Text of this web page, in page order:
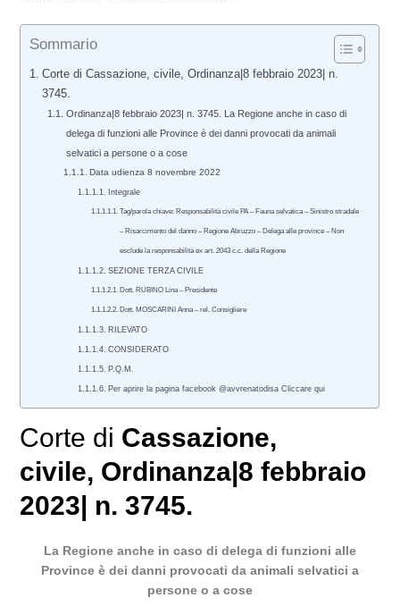
Sommario
Corte di Cassazione, civile, Ordinanza|8 febbraio 2023| n.
3745.
Ordinanza|8 febbraio 2023| n. 3745. La Regione anche in caso di
delega di funzioni alle Province è dei danni provocati da animali
selvatici a persone o a cose
Data udienza 8 novembre 2022
Integrale
Tag/parola chiave: Responsabilità civile PA – Fauna selvatica – Sinistro stradale
– Risarcimento del danno – Regione Abruzzo – Delega alle province – Non
esclude la responsabilità ex art. 2043 c.c. della Regione
SEZIONE TERZA CIVILE
Dott. RUBINO Lina – Presidente
Dott. MOSCARINI Anna – rel. Consigliere
RILEVATO
CONSIDERATO
P.Q.M.
Per aprire la pagina facebook @avvrenatodisa Cliccare qui
Corte di Cassazione,
civile, Ordinanza|8 febbraio
2023| n. 3745.
La Regione anche in caso di delega di funzioni alle
Province è dei danni provocati da animali selvatici a
persone o a cose